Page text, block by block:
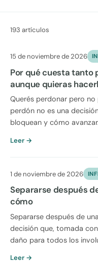
193 artículos
15 de noviembre de 2026
Por qué cuesta tanto
aunque quieras
Querés perdonar pero
perdón no es una
bloquean y cómo
Leer →
1 de noviembre de 2026
Separarse después
cómo
Separarse después de
decisión que, tomada
daño para todos los
Leer →